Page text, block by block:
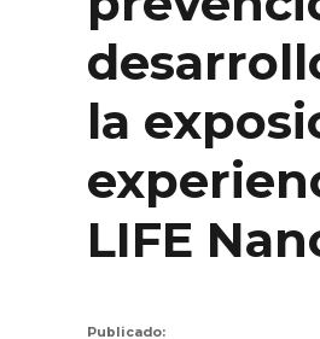
la
LIFE
Publicado
Publicado: